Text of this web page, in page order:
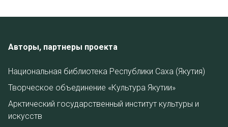
Авторы, партнеры проекта
Национальная библиотека Республики Саха (Якутия)
Творческое объединение «Культура Якутии»
Арктический государственный институт культуры и
искусств